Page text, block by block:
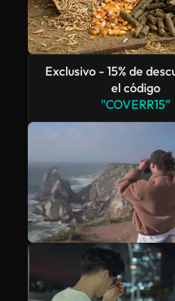
Exclusivo - 15% de
el código
"COVERR15"